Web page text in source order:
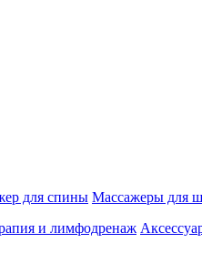
для спины Массажеры для
и лимфодренаж